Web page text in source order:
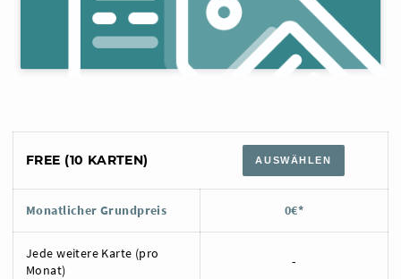
FREE (10 KARTEN) AUSWÄHLEN
Monatlicher Grundpreis 0€*
Jede weitere Karte (pro
Monat)
-